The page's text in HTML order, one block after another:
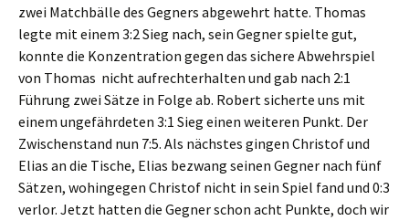
zwei Matchbälle des Gegners abgewehrt hatte. Thomas
legte mit einem 3:2 Sieg nach, sein Gegner spielte gut,
konnte die Konzentration gegen das sichere Abwehrspiel
von Thomas nicht aufrechterhalten und gab nach 2:1
Führung zwei Sätze in Folge ab. Robert sicherte uns mit
einem ungefährdeten 3:1 Sieg einen weiteren Punkt. Der
Zwischenstand nun 7:5. Als nächstes gingen Christof und
Elias an die Tische, Elias bezwang seinen Gegner nach fünf
Sätzen, wohingegen Christof nicht in sein Spiel fand und 0:3
verlor. Jetzt hatten die Gegner schon acht Punkte, doch wir